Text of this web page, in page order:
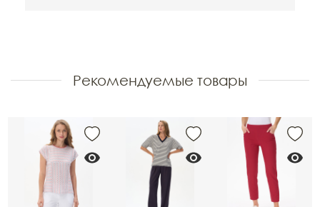
Рекомендуемые товары